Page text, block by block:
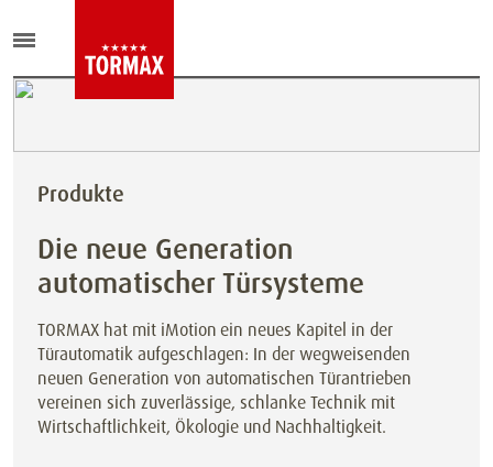
Produkte
Die neue Generation
automatischer Türsysteme
TORMAX hat mit iMotionein neues Kapitel in der
Türautomatik aufgeschlagen: In der wegweisenden
neuen Generation von automatischen Türantrieben
vereinen sich zuverlässige, schlanke Technik mit
Wirtschaftlichkeit, Ökologie und Nachhaltigkeit.